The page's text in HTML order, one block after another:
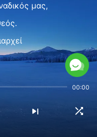
μας,
00:00